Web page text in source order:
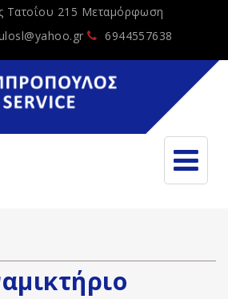
Τατοΐου 215 Μεταμόρφωση
6944557638